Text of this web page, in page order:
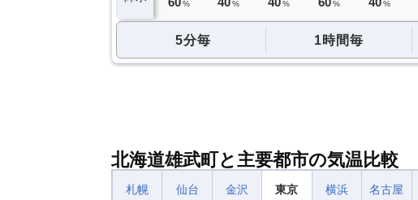
ミリ % % % % %
5分毎 1時間毎
北海道雄武町と主要都市の気温比較
札幌 仙台 金沢 東京 横浜 名古屋